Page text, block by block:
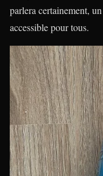
parlera certainement,
accessible pour tous.